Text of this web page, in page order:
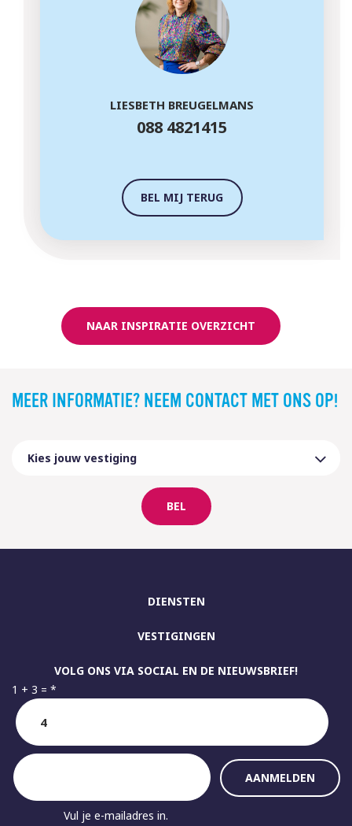
LIESBETH BREUGELMANS
088 4821415
BEL MIJ TERUG
NAAR INSPIRATIE OVERZICHT
MEER INFORMATIE? NEEM CONTACT MET ONS OP!
BEL
VOLG ONS VIA SOCIAL EN DE NIEUWSBRIEF!
1 + 3 = *
Vul je e-mailadres in.
DIENSTEN
VESTIGINGEN